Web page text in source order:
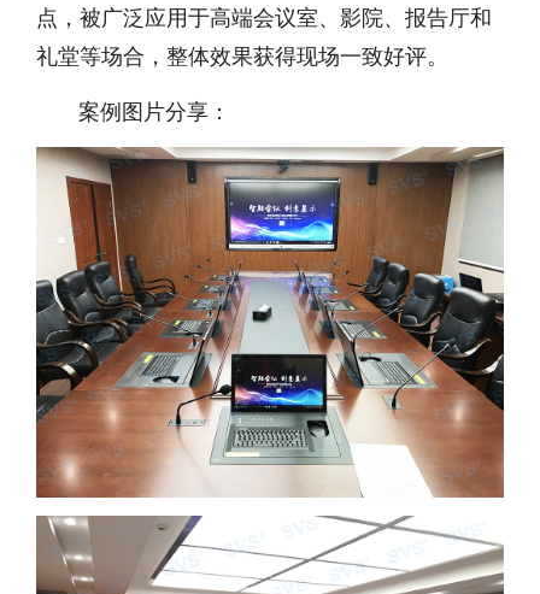
点，被广泛应用于高端会议室、影院、报告厅和
礼堂等场合，整体效果获得现场一致好评。
案例图片分享：